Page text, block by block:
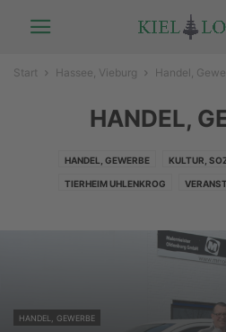
Start Hassee, Vieburg Handel,
HANDEL,
HANDEL, GEWERBE KULTUR,
TIERHEIM UHLENKROG
HANDEL, GEWERBE